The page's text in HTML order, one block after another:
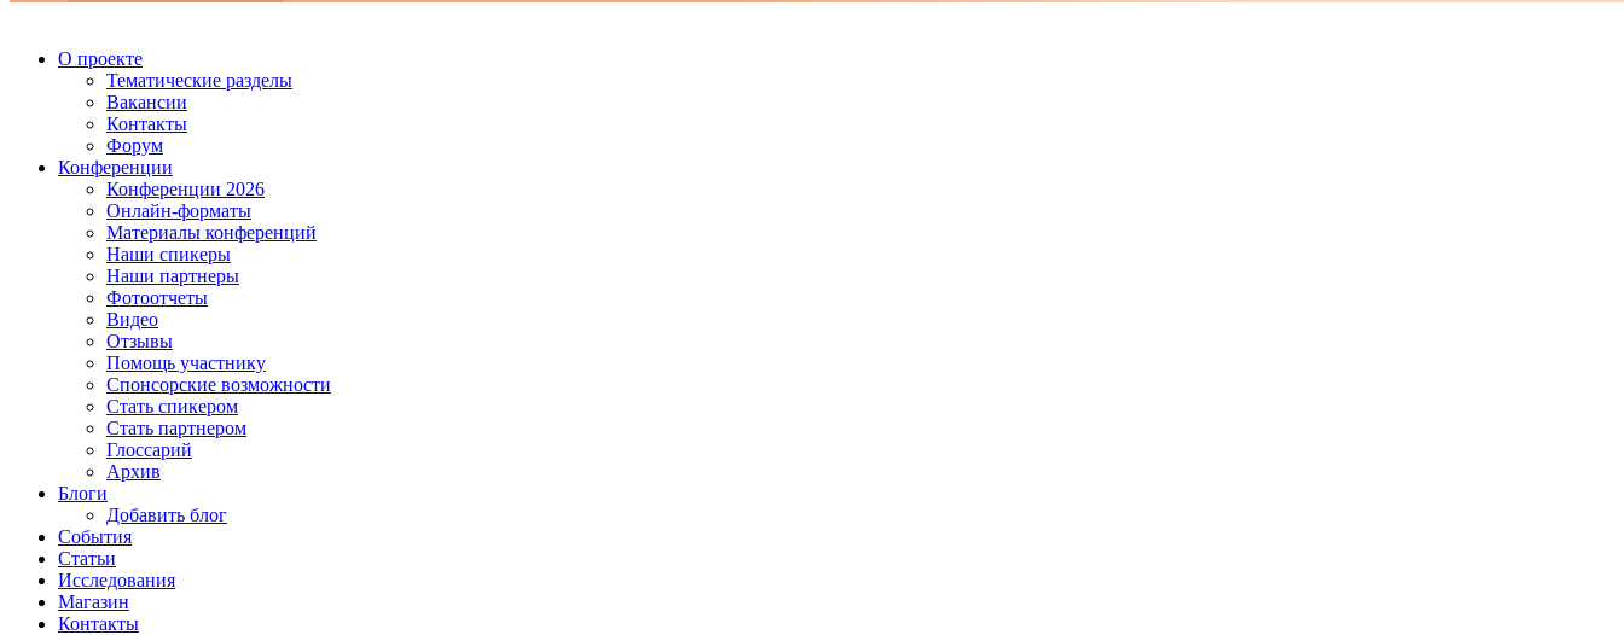
О проекте
Тематические разделы
Вакансии
Контакты
Форум
Конференции
Конференции 2026
Онлайн-форматы
Материалы конференций
Наши спикеры
Наши партнеры
Фотоотчеты
Видео
Отзывы
Помощь участнику
Спонсорские возможности
Стать спикером
Стать партнером
Глоссарий
Архив
Блоги
Добавить блог
События
Статьи
Исследования
Магазин
Контакты